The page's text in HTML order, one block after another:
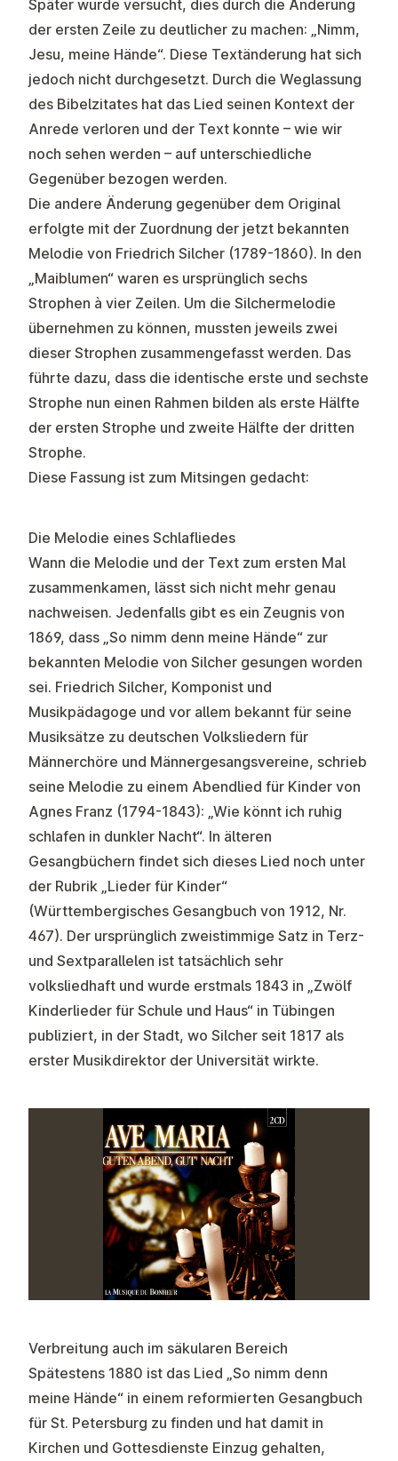
Später wurde versucht, dies durch die Änderung
der ersten Zeile zu deutlicher zu machen: „Nimm,
Jesu, meine Hände“. Diese Textänderung hat sich
jedoch nicht durchgesetzt. Durch die Weglassung
des Bibelzitates hat das Lied seinen Kontext der
Anrede verloren und der Text konnte – wie wir
noch sehen werden – auf unterschiedliche
Gegenüber bezogen werden.
Die andere Änderung gegenüber dem Original
erfolgte mit der Zuordnung der jetzt bekannten
Melodie von Friedrich Silcher (1789-1860). In den
„Maiblumen“ waren es ursprünglich sechs
Strophen à vier Zeilen. Um die Silchermelodie
übernehmen zu können, mussten jeweils zwei
dieser Strophen zusammengefasst werden. Das
führte dazu, dass die identische erste und sechste
Strophe nun einen Rahmen bilden als erste Hälfte
der ersten Strophe und zweite Hälfte der dritten
Strophe.
Diese Fassung ist zum Mitsingen gedacht:
Die Melodie eines Schlafliedes
Wann die Melodie und der Text zum ersten Mal
zusammenkamen, lässt sich nicht mehr genau
nachweisen. Jedenfalls gibt es ein Zeugnis von
1869, dass „So nimm denn meine Hände“ zur
bekannten Melodie von Silcher gesungen worden
sei. Friedrich Silcher, Komponist und
Musikpädagoge und vor allem bekannt für seine
Musiksätze zu deutschen Volksliedern für
Männerchöre und Männergesangsvereine, schrieb
seine Melodie zu einem Abendlied für Kinder von
Agnes Franz (1794-1843): „Wie könnt ich ruhig
schlafen in dunkler Nacht“. In älteren
Gesangbüchern findet sich dieses Lied noch unter
der Rubrik „Lieder für Kinder“
(Württembergisches Gesangbuch von 1912, Nr.
467). Der ursprünglich zweistimmige Satz in Terz-
und Sextparallelen ist tatsächlich sehr
volksliedhaft und wurde erstmals 1843 in „Zwölf
Kinderlieder für Schule und Haus“ in Tübingen
publiziert, in der Stadt, wo Silcher seit 1817 als
erster Musikdirektor der Universität wirkte.
Verbreitung auch im säkularen Bereich
Spätestens 1880 ist das Lied „So nimm denn
meine Hände“ in einem reformierten Gesangbuch
für St. Petersburg zu finden und hat damit in
Kirchen und Gottesdienste Einzug gehalten,